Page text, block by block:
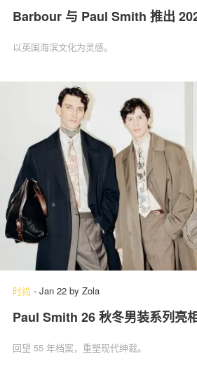
Barbour 与 Paul Smith 推出
以英国海滨文化为灵感。
时尚 - Jan 22 by Zola
Paul Smith 26 秋冬男装系列亮
回望 55 年档案，重塑现代绅裁。